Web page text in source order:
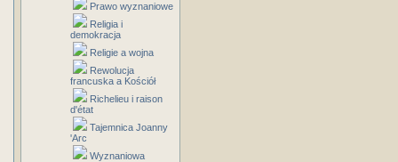
Prawo wyznaniowe
Religia i
demokracja
Religie a wojna
Rewolucja
francuska a Kościół
Richelieu i raison
d'état
Tajemnica Joanny
'Arc
Wyznaniowa